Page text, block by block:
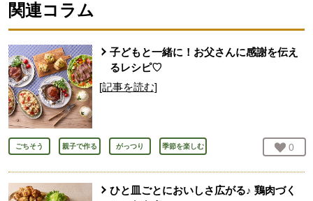
関連コラム
子どもと一緒に！お父さんに感謝を伝え
るレシピ♡
[記事を読む]
ごちそう 親子で作る がっつり 季節を楽しむ お気
0
ひと皿ごとにおいしさ広がる♪ 鶏肉づく